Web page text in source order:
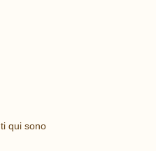
qui sono